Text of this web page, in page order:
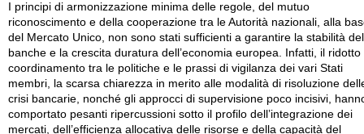
I principi di armonizzazione minima delle regole, del mutuo
riconoscimento e della cooperazione tra le Autorità nazionali, alla
del Mercato Unico, non sono stati sufficienti a garantire la stabilità
banche e la crescita duratura dell’economia europea. Infatti, il ridotto
coordinamento tra le politiche e le prassi di vigilanza dei vari Stati
membri, la scarsa chiarezza in merito alle modalità di risoluzione
crisi bancarie, nonché gli approcci di supervisione poco incisivi,
comportato pesanti ripercussioni sotto il profilo dell’integrazione dei
mercati, dell’efficienza allocativa delle risorse e della capacità del